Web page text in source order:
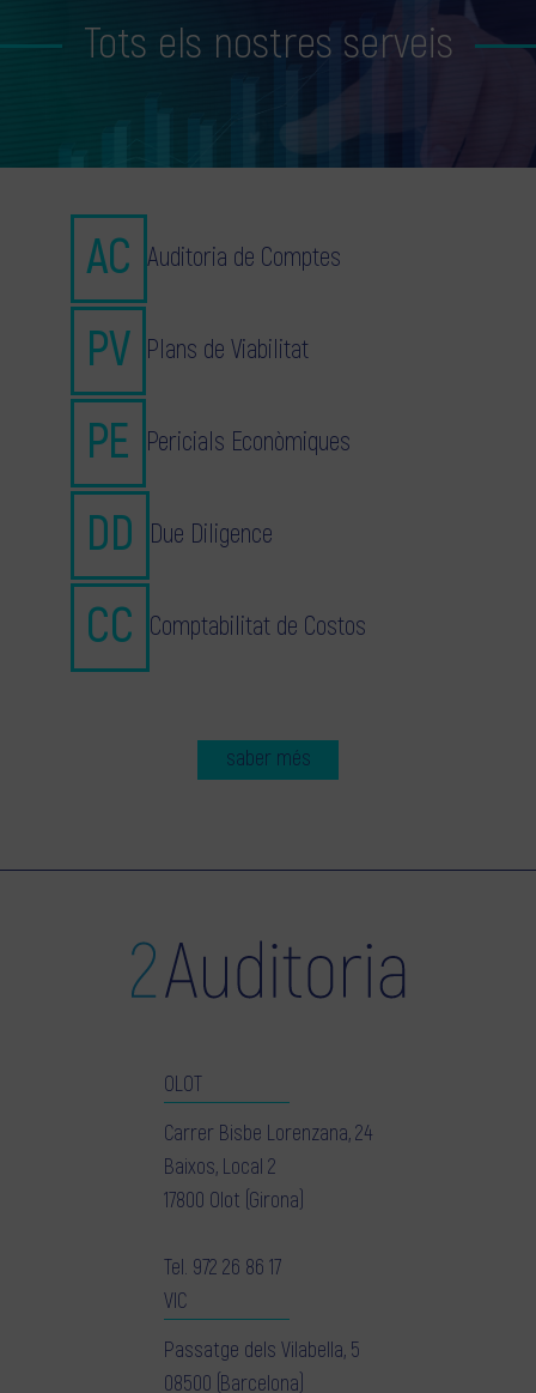
Tots els nostres serveis
Auditoria de Comptes
Plans de Viabilitat
Pericials Econòmiques
Due Diligence
Comptabilitat de Costos
saber més
OLOT
Carrer Bisbe Lorenzana, 24
Baixos, Local 2
17800 Olot (Girona)
Tel. 972 26 86 17
VIC
Passatge dels Vilabella, 5
08500 (Barcelona)